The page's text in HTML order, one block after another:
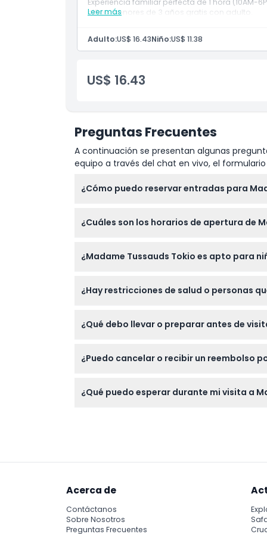
Exclusiones
No Adecuado Para
Cosas a Saber
Términos y Condiciones
Política de Cancelación
Experiencia familiar perfecta de 1 hora
niños menores de 3 años gratis con adulto.
Leer más
Boleto de Entrada
Adulto:US$ 16.43Niño:US$ 11.38
US$ 16.43
Preguntas Frecuentes
A continuación se presentan algunas
equipo a través del chat en vivo, el
¿Cómo puedo reservar entradas para
ahorra hasta un 20%, por lo que es una
¿Cuáles son los horarios de apertura de
festivos, con la última entrada 30 minutos
¿Madame Tussauds Tokio es apto para
personas con discapacidades, lo que lo
¿Hay restricciones de salud o personas
de la experiencia.
¿Qué debo llevar o preparar antes de
con las figuras de cera realistas.
¿Puedo cancelar o recibir un reembolso
línea.
¿Qué puedo esperar durante mi visita a
Acerca de
Contáctanos
Sobre Nosotros
Preguntas Frecuentes